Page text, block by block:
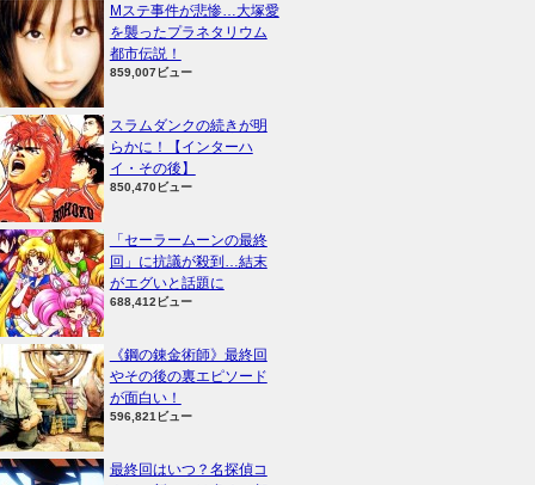
Mステ事件が悲惨…大塚愛
を襲ったプラネタリウム
都市伝説！
859,007ビュー
スラムダンクの続きが明
らかに！【インターハ
イ・その後】
850,470ビュー
「セーラームーンの最終
回」に抗議が殺到…結末
がエグいと話題に
688,412ビュー
《鋼の錬金術師》最終回
やその後の裏エピソード
が面白い！
596,821ビュー
最終回はいつ？名探偵コ